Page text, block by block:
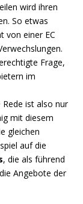
wird ihren
So etwas
von einer EC
Frage,
im
ist also nur
mit diesem
gleichen
auf die
, die als führend
Angebote der